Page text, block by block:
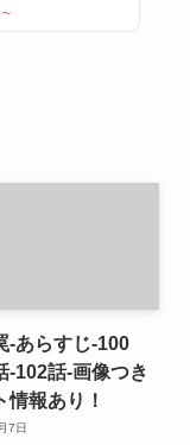
～
-あらすじ-100
-102話-画像つき
情報あり！
7日